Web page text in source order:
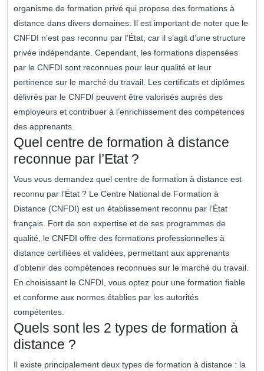
organisme de formation privé qui propose des formations à
distance dans divers domaines. Il est important de noter que le
CNFDI n’est pas reconnu par l’État, car il s’agit d’une structure
privée indépendante. Cependant, les formations dispensées
par le CNFDI sont reconnues pour leur qualité et leur
pertinence sur le marché du travail. Les certificats et diplômes
délivrés par le CNFDI peuvent être valorisés auprès des
employeurs et contribuer à l’enrichissement des compétences
des apprenants.
Quel centre de formation à distance
reconnue par l’Etat ?
Vous vous demandez quel centre de formation à distance est
reconnu par l’État ? Le Centre National de Formation à
Distance (CNFDI) est un établissement reconnu par l’État
français. Fort de son expertise et de ses programmes de
qualité, le CNFDI offre des formations professionnelles à
distance certifiées et validées, permettant aux apprenants
d’obtenir des compétences reconnues sur le marché du travail.
En choisissant le CNFDI, vous optez pour une formation fiable
et conforme aux normes établies par les autorités
compétentes.
Quels sont les 2 types de formation à
distance ?
Il existe principalement deux types de formation à distance : la